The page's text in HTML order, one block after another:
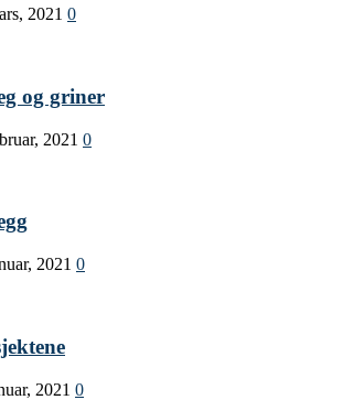
2021 0
og griner
2021 0
2021 0
2021 0